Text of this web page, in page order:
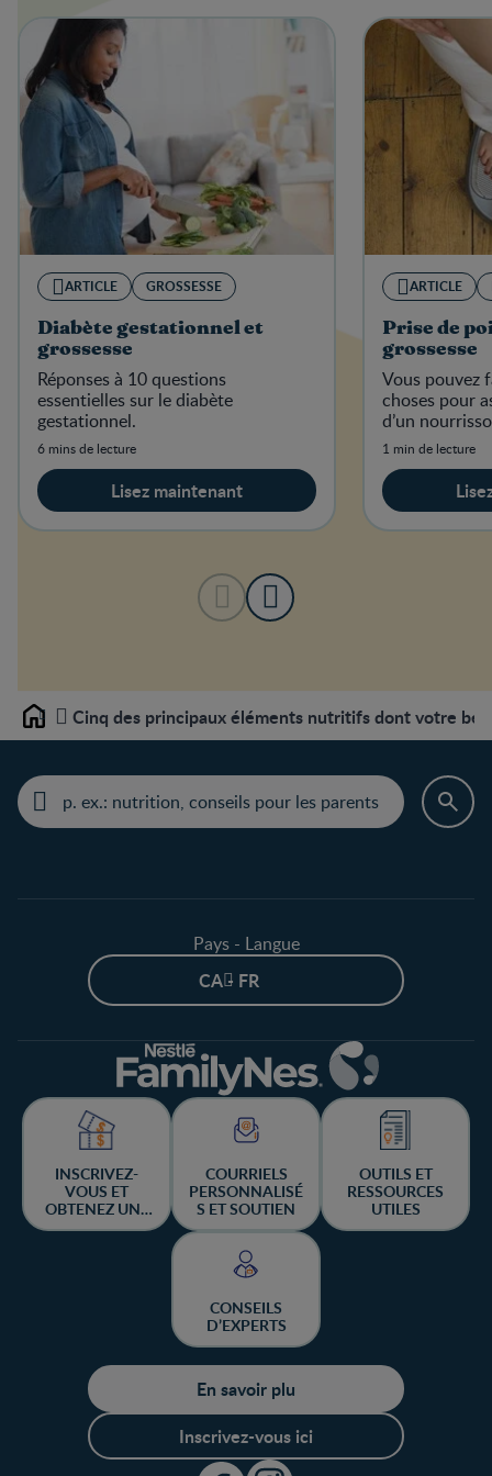
ARTICLE GROSSESSE
Diabète gestationnel et
grossesse
Réponses à 10 questions
essentielles sur le diabète
gestationnel.
6 mins de lecture
Lisez maintenant
ARTICLE
Prise de
grossesse
Vous pouvez
choses pour
d’un
1 min de lecture
Home Cinq des principaux éléments nutritifs dont votre
Pays - Langue
CA - FR
INSCRIVEZ-
VOUS ET
OBTENEZ UNE
CHANCE DE
COURRIELS
PERSONNALISÉ
S ET SOUTIEN
OUTILS ET
RESSOURCES
UTILES
CONSEILS
D’EXPERTS
En savoir plu
Inscrivez-vous ici